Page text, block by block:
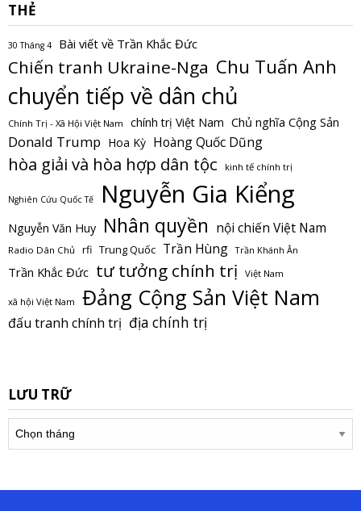
THẺ
30 Tháng 4 Bài viết về Trần Khắc Đức
Chiến tranh Ukraine-Nga Chu Tuấn Anh
chuyển tiếp về dân chủ
Chính Trị - Xã Hội Việt Nam chính trị Việt Nam Chủ nghĩa Cộng Sản
Donald Trump Hoa Kỳ Hoàng Quốc Dũng
hòa giải và hòa hợp dân tộc kinh tế chính trị
Nghiên Cứu Quốc Tế Nguyễn Gia Kiểng
Nguyễn Văn Huy Nhân quyền nội chiến Việt Nam
Radio Dân Chủ rfi Trung Quốc Trần Hùng Trần Khánh Ân
Trần Khắc Đức tư tưởng chính trị Việt Nam
xã hội Việt Nam Đảng Cộng Sản Việt Nam
đấu tranh chính trị địa chính trị
LƯU TRỮ
Lưu